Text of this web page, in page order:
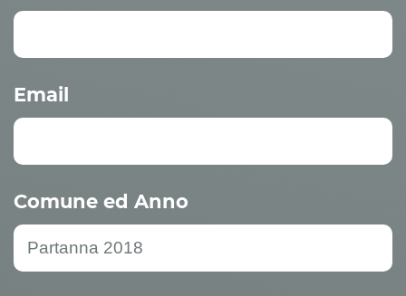
Email
Comune ed Anno